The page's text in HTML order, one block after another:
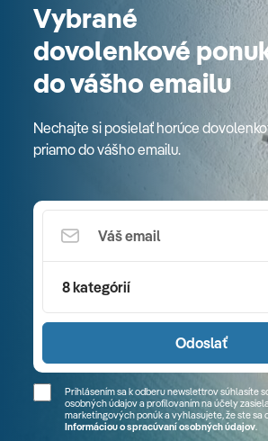
Vybrané
dovolenkové
do vášho emailu
Nechajte si posielať horúce
priamo do vášho emailu.
8 kategórií
Odoslať
Prihlásením sa k odberu newslettrov súhlasíte
osobných údajov a profilovaním na účely
marketingových ponúk a vyhlasujete, že ste sa
Informáciou o spracúvaní osobných údajov.